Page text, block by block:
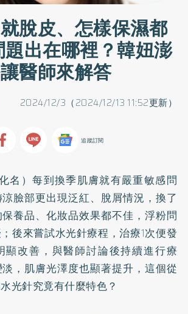
脫皮、怎樣保濕都
出在哪裡？韓妞澎
醫師來解答
2024/12/3（2024/12/13 11:52更新）
追蹤訂閱
名）每到換季肌膚就有嚴重敏感問
臉部更出現泛紅、脫屑情況，換了
養品、化妝品效果都不佳，浮粉問
後來嘗試水光針療程，治療1次便發
顯改善，與醫師討論後持續進行療
，肌膚光澤度也顯著提升，這個從
光針究竟有什麼特色？